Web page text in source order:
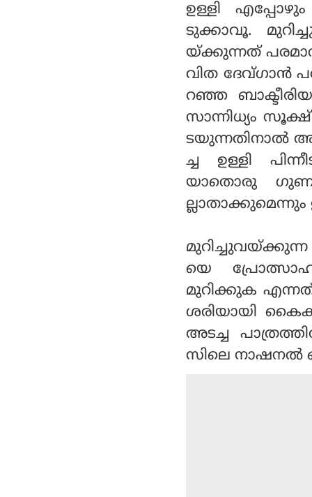
ഉള്ളി
ടുക്കാവൂ.
യ്ക്കുന്നത്
വിത ദേവ്ഗാന്‍
റഞ്ഞ
സാന്നിധ്യം
ടയുന്നതിനാല്‍
ച്ച ഉള്ളി
യാതൊരു
മുറിച്ചുവയ്ക്കുന്ന
യെ
മുറിക്കുക
ശരിയായി
അടച്ച
സിലെ